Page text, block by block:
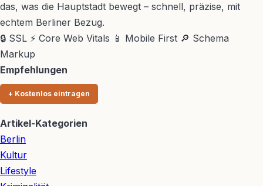
das, was die Hauptstadt bewegt – schnell, präzise, mit
echtem Berliner Bezug.
🔒 SSL ⚡ Core Web Vitals 📱 Mobile First 🔎 Schema
Markup
Empfehlungen
+ Kostenlos eintragen
Artikel-Kategorien
Berlin
Kultur
Lifestyle